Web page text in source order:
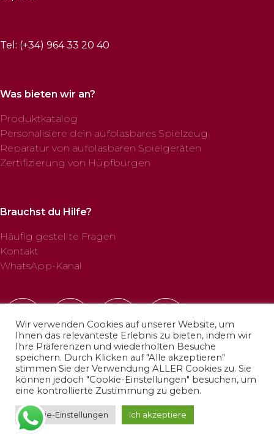
Tel: (+34) 964 33 20 40
Was bieten wir an?
Produktkatalog
Personalisiere dein aufblasbares Spielzeug
Reparatur von aufblasbaren Spielgeräten
Zertifizierung von Hüpfburgen
Brauchst du Hilfe?
Häufig gestellte Fragen
Kontakt
WhatsApp-Kanal
© 2025 Profab Hinchables. Alle Rechte vorbehalten.
Datenschutzrichtlinie·Cookie-Richtlinie
Wir verwenden Cookies auf unserer Website, um
Ihnen das relevanteste Erlebnis zu bieten, indem wir
Ihre Präferenzen und wiederholten Besuche
speichern. Durch Klicken auf "Alle akzeptieren"
stimmen Sie der Verwendung ALLER Cookies zu. Sie
können jedoch "Cookie-Einstellungen" besuchen, um
eine kontrollierte Zustimmung zu geben.
Cookie-Einstellungen Ich akzeptiere